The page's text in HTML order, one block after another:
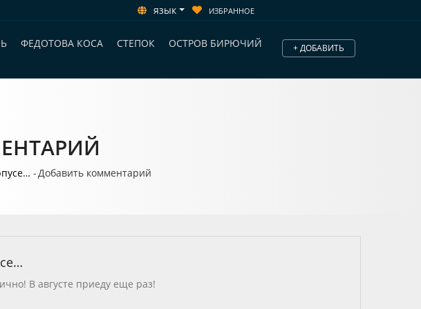
язык ИЗБРАННОЕ
ФЕДОТОВА КОСА СТЕПОК ОСТРОВ БИРЮЧИЙ + ДОБАВИТЬ
-Добавить комментарий
В августе приеду еще раз!